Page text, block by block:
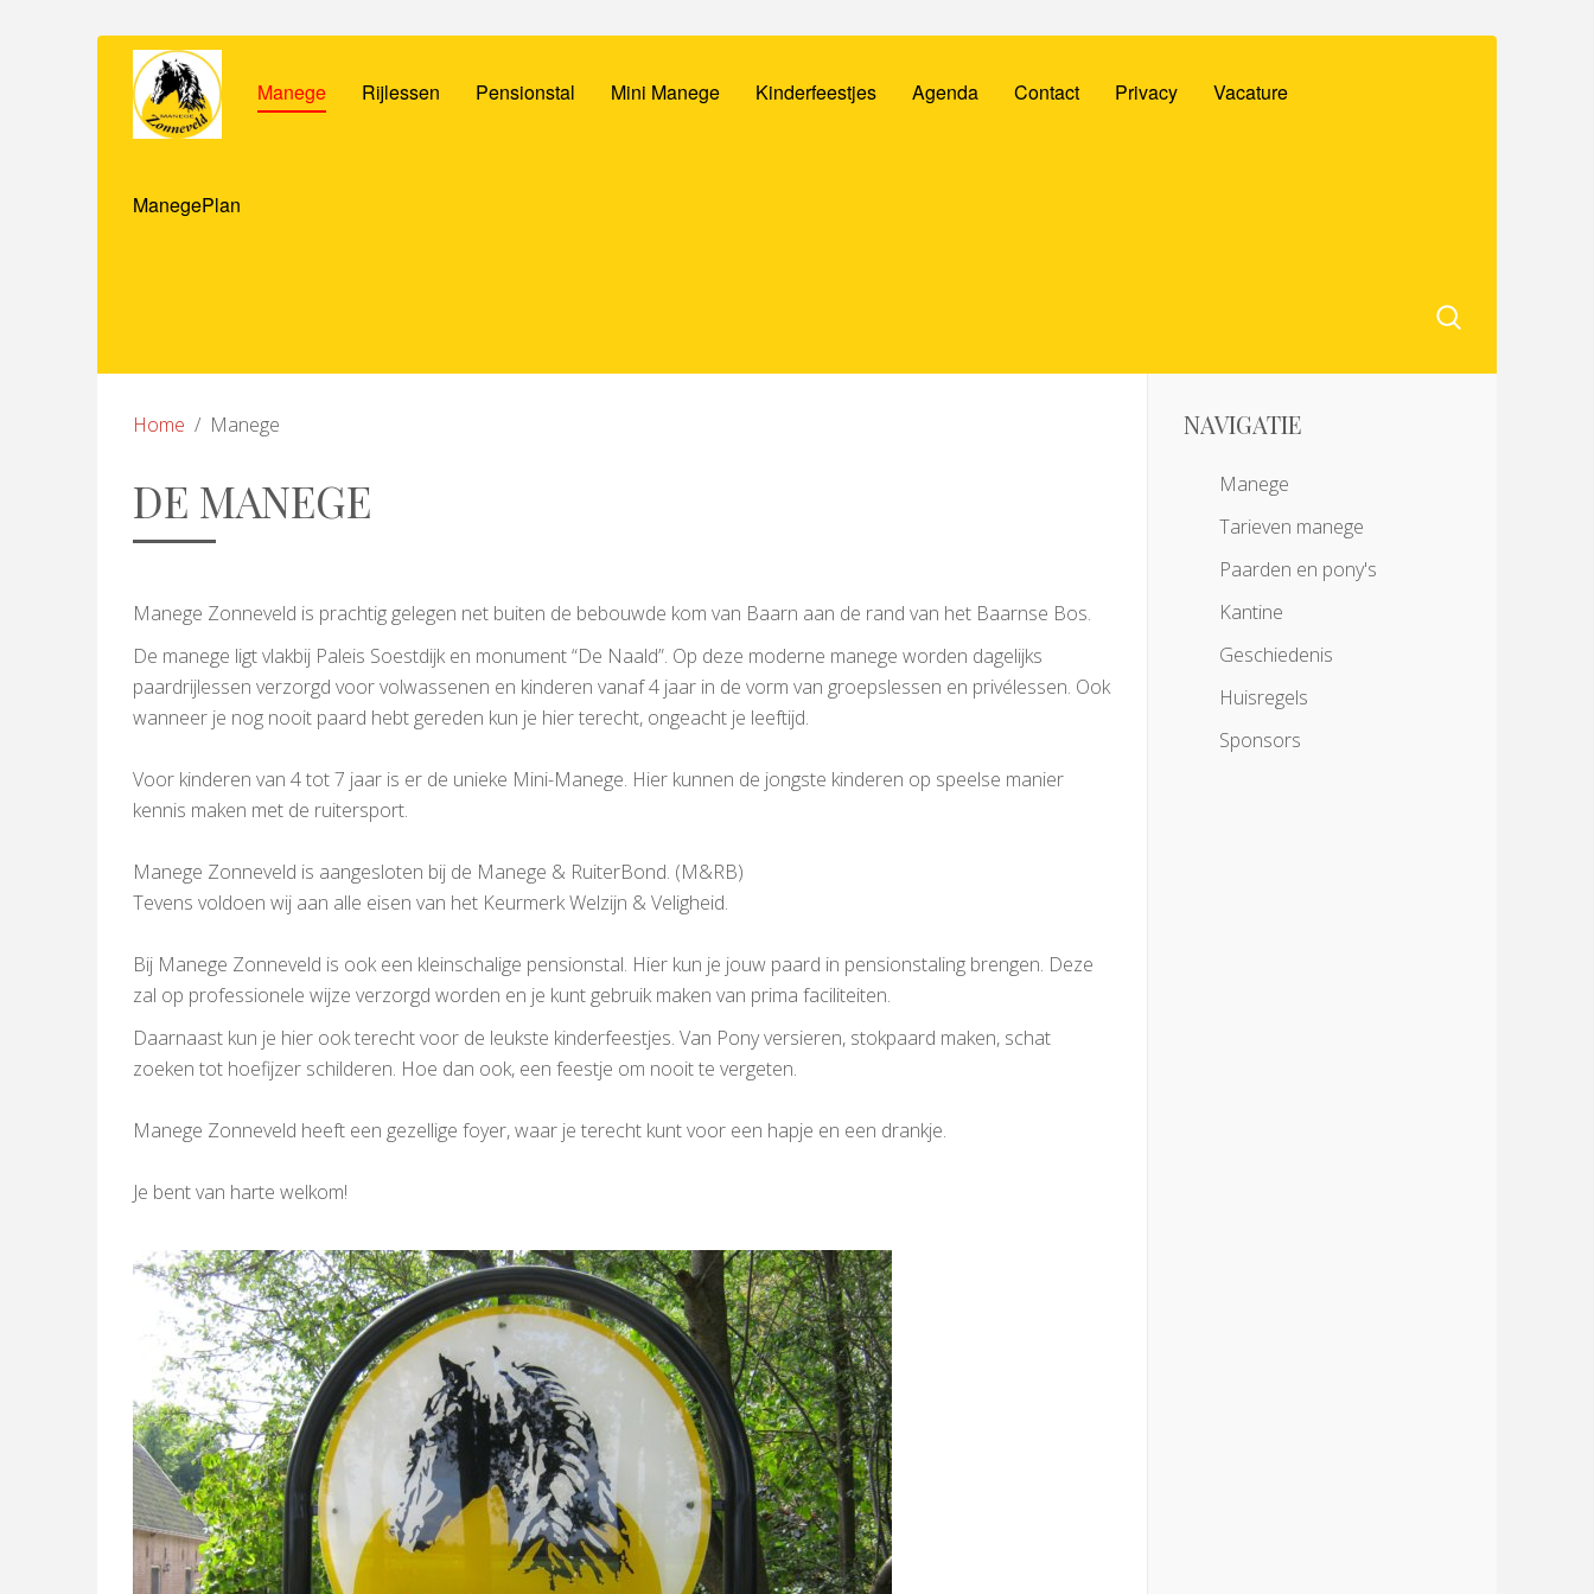
Manege Rijlessen Pensionstal Mini Manege Kinderfeestjes Agenda Contact Privacy Vacature
ManegePlan
Home Manege
DE MANEGE
Manege Zonneveld is prachtig gelegen net buiten de bebouwde kom van Baarn aan de rand van het Baarnse Bos.
De manege ligt vlakbij Paleis Soestdijk en monument “De Naald”. Op deze moderne manege worden dagelijks
paardrijlessen verzorgd voor volwassenen en kinderen vanaf 4 jaar in de vorm van groepslessen en privélessen. Ook
wanneer je nog nooit paard hebt gereden kun je hier terecht, ongeacht je leeftijd.
Voor kinderen van 4 tot 7 jaar is er de unieke Mini-Manege. Hier kunnen de jongste kinderen op speelse manier
kennis maken met de ruitersport.
Manege Zonneveld is aangesloten bij de Manege & RuiterBond. (M&RB)
Tevens voldoen wij aan alle eisen van het Keurmerk Welzijn & Veligheid.
Bij Manege Zonneveld is ook een kleinschalige pensionstal. Hier kun je jouw paard in pensionstaling brengen. Deze
zal op professionele wijze verzorgd worden en je kunt gebruik maken van prima faciliteiten.
Daarnaast kun je hier ook terecht voor de leukste kinderfeestjes. Van Pony versieren, stokpaard maken, schat
zoeken tot hoefijzer schilderen. Hoe dan ook, een feestje om nooit te vergeten.
Manege Zonneveld heeft een gezellige foyer, waar je terecht kunt voor een hapje en een drankje.
Je bent van harte welkom!
NAVIGATIE
Manege
Tarieven manege
Paarden en pony's
Kantine
Geschiedenis
Huisregels
Sponsors